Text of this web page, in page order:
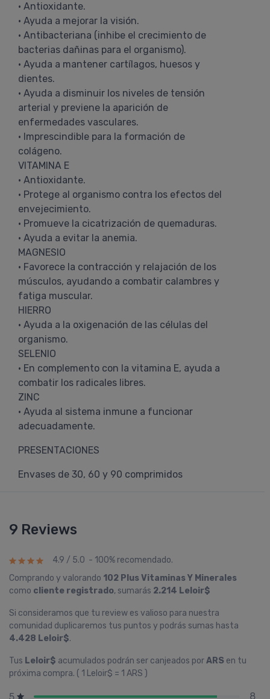
• Antioxidante.
• Ayuda a mejorar la visión.
• Antibacteriana (inhibe el crecimiento de
bacterias dañinas para el organismo).
• Ayuda a mantener cartílagos, huesos y
dientes.
• Ayuda a disminuir los niveles de tensión
arterial y previene la aparición de
enfermedades vasculares.
• Imprescindible para la formación de
colágeno.
VITAMINA E
• Antioxidante.
• Protege al organismo contra los efectos del
envejecimiento.
• Promueve la cicatrización de quemaduras.
• Ayuda a evitar la anemia.
MAGNESIO
• Favorece la contracción y relajación de los
músculos, ayudando a combatir calambres y
fatiga muscular.
HIERRO
• Ayuda a la oxigenación de las células del
organismo.
SELENIO
• En complemento con la vitamina E, ayuda a
combatir los radicales libres.
ZINC
• Ayuda al sistema inmune a funcionar
adecuadamente.
PRESENTACIONES
Envases de 30, 60 y 90 comprimidos
9 Reviews
4.9 / 5.0 - 100% recomendado.
Comprando y valorando 102 Plus Vitaminas Y Minerales
como cliente registrado, sumarás 2.214 Leloir$
Si consideramos que tu review es valioso para nuestra
comunidad duplicaremos tus puntos y podrás sumas hasta
4.428 Leloir$.
Tus Leloir$ acumulados podrán ser canjeados porARS en tu
próxima compra. ( 1 Leloir$ = 1 ARS )
8